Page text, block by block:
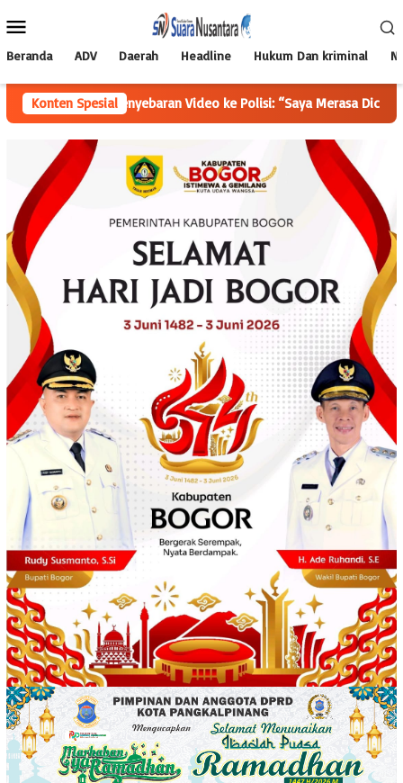
ke
Mobile
Beranda ADV Daerah Headline Hukum Dan kriminal
Konten Spesial
Penyebaran Video ke Polisi: “Saya Merasa Dicemarkan